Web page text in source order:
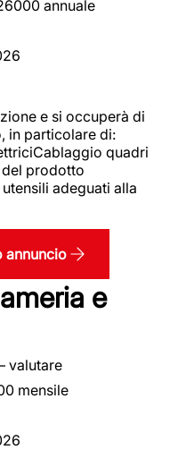
annuale
e si occuperà di
in particolare di:
quadri
prodotto
adeguati alla
annuncio
e
valutare
mensile